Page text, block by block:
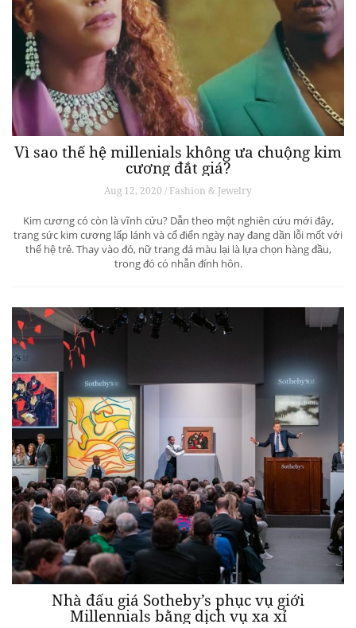
Vì sao thế hệ millenials không ưa chuộng kim
cương đắt giá?
Aug 12, 2020 / Fashion & Jewelry
Kim cương có còn là vĩnh cửu? Dẫn theo một nghiên cứu mới đây,
trang sức kim cương lấp lánh và cổ điển ngày nay đang dần lỗi mốt với
thế hệ trẻ. Thay vào đó, nữ trang đá màu lại là lựa chọn hàng đầu,
trong đó có nhẫn đính hôn.
Nhà đấu giá Sotheby’s phục vụ giới
Millennials bằng dịch vụ xa xỉ